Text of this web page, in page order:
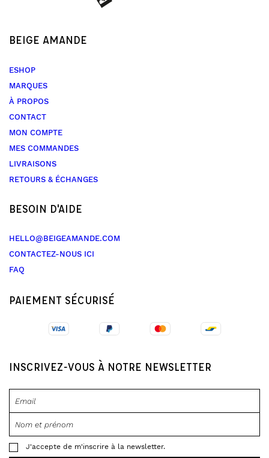
BEIGE AMANDE
ESHOP
MARQUES
À PROPOS
CONTACT
MON COMPTE
MES COMMANDES
LIVRAISONS
RETOURS & ÉCHANGES
BESOIN D'AIDE
HELLO@BEIGEAMANDE.COM
CONTACTEZ-NOUS ICI
FAQ
PAIEMENT SÉCURISÉ
INSCRIVEZ-VOUS À NOTRE NEWSLETTER
J'accepte de m'inscrire à la newsletter.